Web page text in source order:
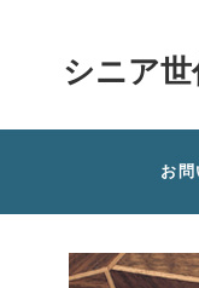
シニア
お問